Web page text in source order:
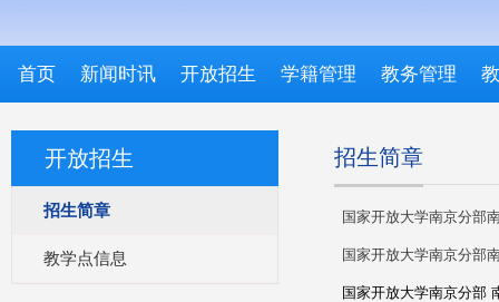
首页 新闻时讯 开放招生 学籍管理 教务管理
开放招生
招生简章
教学点信息
招生简章
国家开放大学南京分部
国家开放大学南京分部
国家开放大学南京分部